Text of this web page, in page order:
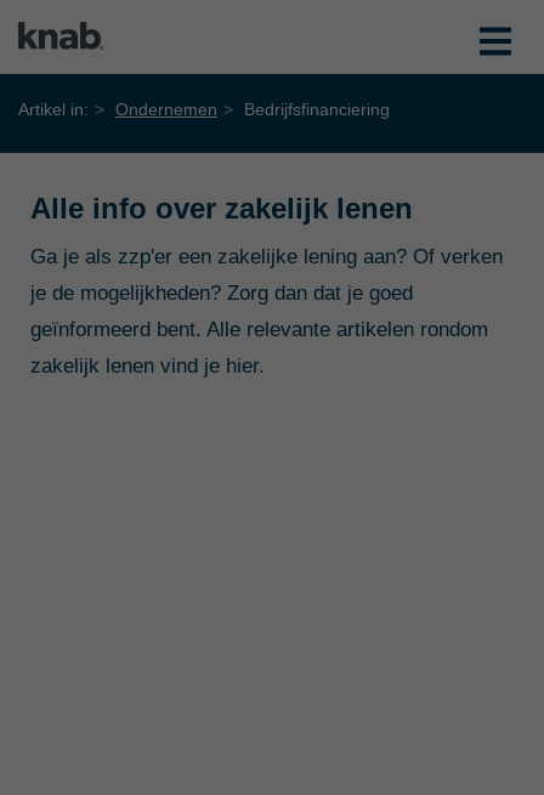
Artikel in: Ondernemen Bedrijfsfinanciering
Alle info over zakelijk lenen
Ga je als zzp'er een zakelijke lening aan? Of verken
je de mogelijkheden? Zorg dan dat je goed
geïnformeerd bent. Alle relevante artikelen rondom
zakelijk lenen vind je hier.